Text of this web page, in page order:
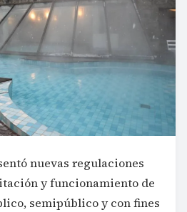
nuevas regulaciones
y funcionamiento de
semipúblico y con fines